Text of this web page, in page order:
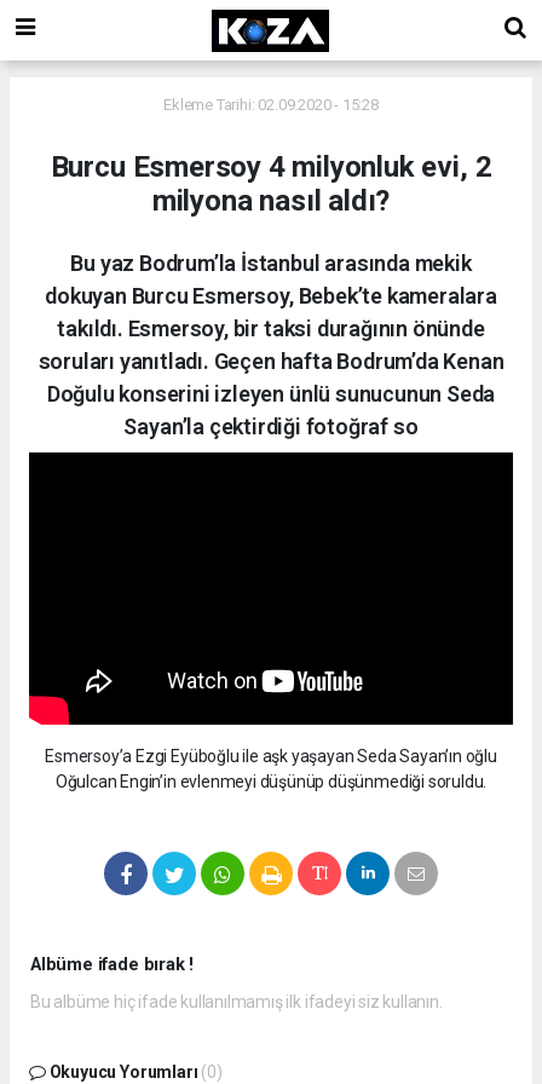
Ekleme Tarihi: 02.09.2020 - 15:28
Burcu Esmersoy 4 milyonluk evi, 2
milyona nasıl aldı?
Bu yaz Bodrum’la İstanbul arasında mekik
dokuyan Burcu Esmersoy, Bebek’te kameralara
takıldı. Esmersoy, bir taksi durağının önünde
soruları yanıtladı. Geçen hafta Bodrum’da Kenan
Doğulu konserini izleyen ünlü sunucunun Seda
Sayan’la çektirdiği fotoğraf so
Esmersoy’a Ezgi Eyüboğlu ile aşk yaşayan Seda Sayan’ın oğlu
Oğulcan Engin’in evlenmeyi düşünüp düşünmediği soruldu.
Albüme ifade bırak !
Bu albüme hiç ifade kullanılmamış ilk ifadeyi siz kullanın.
Okuyucu Yorumları (0)